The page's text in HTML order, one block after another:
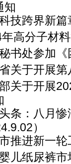
知
技跨界新
高分子材
书处参加
关于开展
关于开展
条：八月
）
推进新一
儿纸尿裤